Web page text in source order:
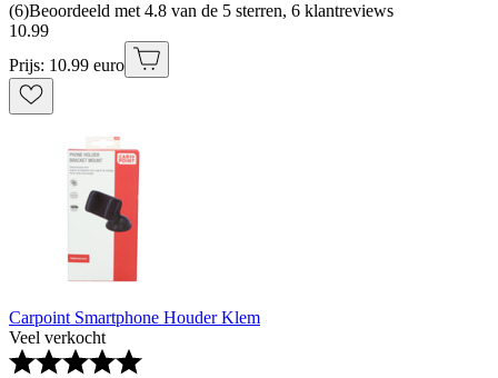
(6)Beoordeeld met 4.8 van de 5 sterren, 6 klantreviews
10.99
Prijs: 10.99 euro
Carpoint Smartphone Houder Klem
Veel verkocht